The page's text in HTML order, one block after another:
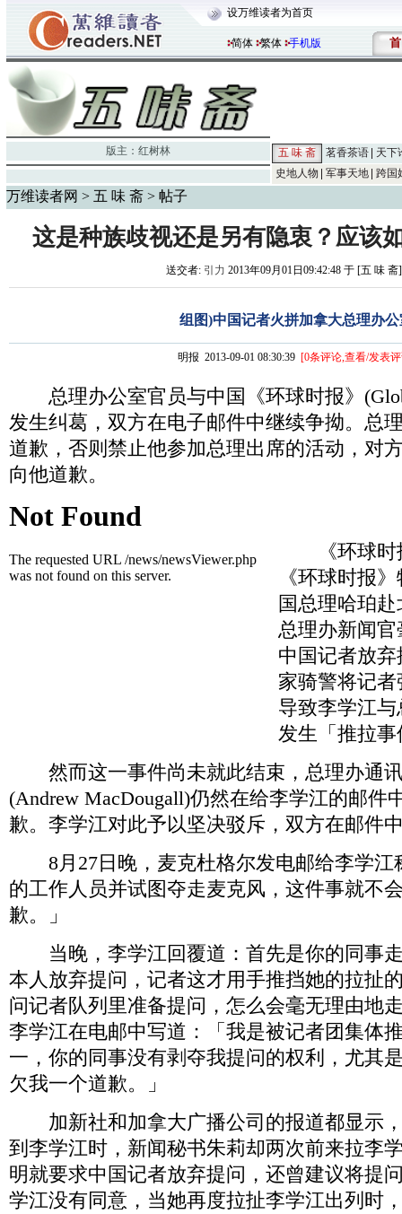
设万维读者为首页
简体 繁体 手机版 首
版主： 红树林 五 味 斋 茗香茶语
天下
史地人物
军事天地 跨国
万维读者网 > 五 味 斋 > 帖子
这是种族歧视还是另有隐衷？应该
送交者: 引力 2013年09月01日09:42:48 于 [五 味
组图)中国记者火拼加拿大总理办公
明报 2013-09-01 08:30:39 [0条评论,查看/发表
总理办公室官员与中国《环球时报》
发生纠葛，双方在电子邮件中继续争拗。总
道歉，否则禁止他参加总理出席的活动，对
向他道歉。
《环球时
《环球时报
国总理哈珀
总理办新闻
中国记者放
家骑警将记
导致李学江
发生「推拉事
然而这一事件尚未就此结束，总理办通
(Andrew MacDougall)仍然在给李学江的邮件
歉。李学江对此予以坚决驳斥，双方在邮件
8月27日晚，麦克杜格尔发电邮给李学江
的工作人员并试图夺走麦克风，这件事就不
歉。」
当晚，李学江回覆道：首先是你的同事
本人放弃提问，记者这才用手推挡她的拉扯
问记者队列里准备提问，怎么会毫无理由地
李学江在电邮中写道：「我是被记者团集体
一，你的同事没有剥夺我提问的权利，尤其
欠我一个道歉。」
加新社和加拿大广播公司的报道都显示
到李学江时，新闻秘书朱莉却两次前来拉李
明就要求中国记者放弃提问，还曾建议将提
学江没有同意，当她再度拉扯李学江出列时